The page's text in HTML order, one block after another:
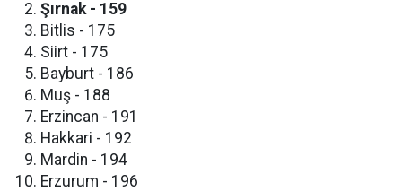
Şırnak - 159
​Bitlis - 175
​Siirt - 175
​Bayburt - 186
​Muş - 188
​Erzincan - 191
​Hakkari - 192
​Mardin - 194
​Erzurum - 196